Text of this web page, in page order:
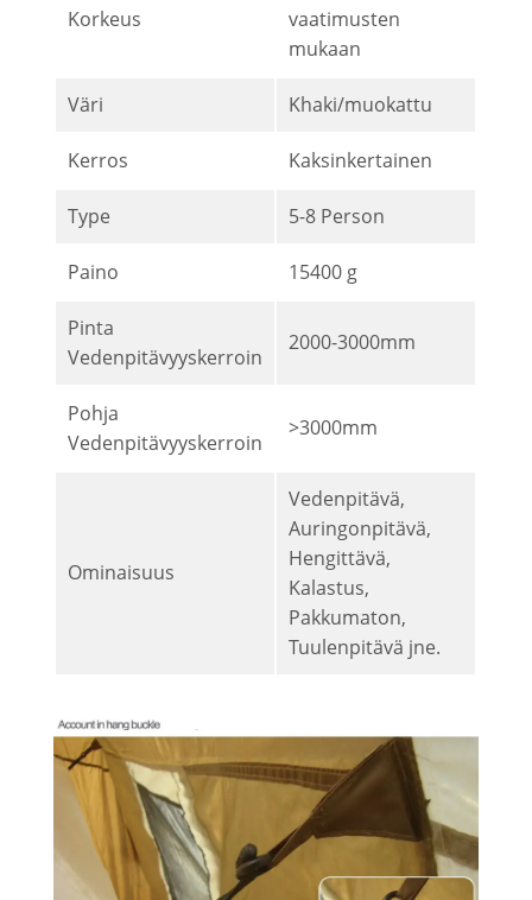
Korkeus
vaatimusten
mukaan
Väri Khaki/muokattu
Kerros Kaksinkertainen
Type 5-8 Person
Paino 15400 g
Pinta
Vedenpitävyyskerroin
2000-3000mm
Pohja
Vedenpitävyyskerroin
>3000mm
Ominaisuus
Vedenpitävä,
Auringonpitävä,
Hengittävä,
Kalastus,
Pakkumaton,
Tuulenpitävä jne.